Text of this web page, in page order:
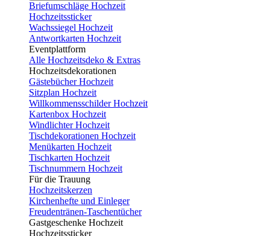
Briefumschläge Hochzeit
Hochzeitssticker
Wachssiegel Hochzeit
Antwortkarten Hochzeit
Eventplattform
Alle Hochzeitsdeko & Extras
Hochzeitsdekorationen
Gästebücher Hochzeit
Sitzplan Hochzeit
Willkommensschilder Hochzeit
Kartenbox Hochzeit
Windlichter Hochzeit
Tischdekorationen Hochzeit
Menükarten Hochzeit
Tischkarten Hochzeit
Tischnummern Hochzeit
Für die Trauung
Hochzeitskerzen
Kirchenhefte und Einleger
Freudentränen-Taschentücher
Gastgeschenke Hochzeit
Hochzeitssticker